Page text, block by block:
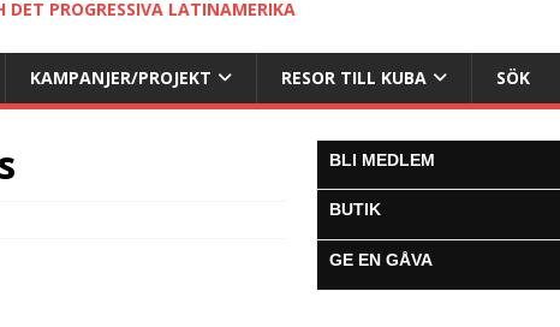
DET PROGRESSIVA LATINAMERIKA
KAMPANJER/PROJEKT RESOR TILL KUBA SÖK
BLI MEDLEM
BUTIK
GE EN GÅVA